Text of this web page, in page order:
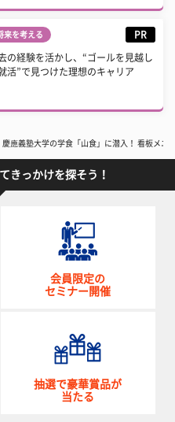
来を考える PR
の経験を活かし、“ゴールを見越し
活”で見つけた理想のキャリア
慶應義塾大学の学食「山食」に潜入！ 看板メニ
きっかけを探そう！
会員限定の
セミナー開催
抽選で豪華賞品が
当たる